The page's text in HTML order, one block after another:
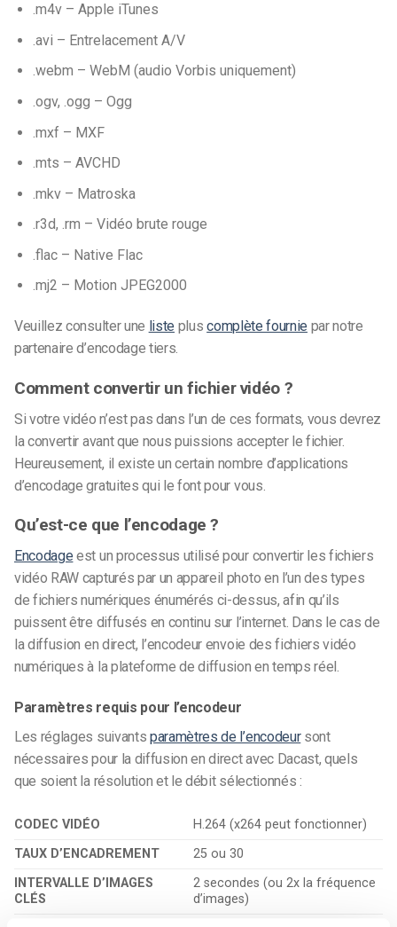
.m4v – Apple iTunes
.avi – Entrelacement A/V
.webm – WebM (audio Vorbis uniquement)
.ogv, .ogg – Ogg
.mxf – MXF
.mts – AVCHD
.mkv – Matroska
.r3d, .rm – Vidéo brute rouge
.flac – Native Flac
.mj2 – Motion JPEG2000
Veuillez consulter une liste pluscomplète fournie par notre
partenaire d’encodage tiers.
Comment convertir un fichier vidéo ?
Si votre vidéo n’est pas dans l’un de ces formats, vous devrez
la convertir avant que nous puissions accepter le fichier.
Heureusement, il existe un certain nombre d’applications
d’encodage gratuites qui le font pour vous.
Qu’est-ce que l’encodage ?
Encodage est un processus utilisé pour convertir les fichiers
vidéo RAW capturés par un appareil photo en l’un des types
de fichiers numériques énumérés ci-dessus, afin qu’ils
puissent être diffusés en continu sur l’internet. Dans le cas de
la diffusion en direct, l’encodeur envoie des fichiers vidéo
numériques à la plateforme de diffusion en temps réel.
Paramètres requis pour l’encodeur
Les réglages suivants paramètres de l’encodeursont
nécessaires pour la diffusion en direct avec Dacast, quels
que soient la résolution et le débit sélectionnés :
CODEC VIDÉO
H.264 (x264 peut fonctionner)
TAUX D’ENCADREMENT
25 ou 30
INTERVALLE D’IMAGES
CLÉS
2 secondes (ou 2x la fréquence
d’images)